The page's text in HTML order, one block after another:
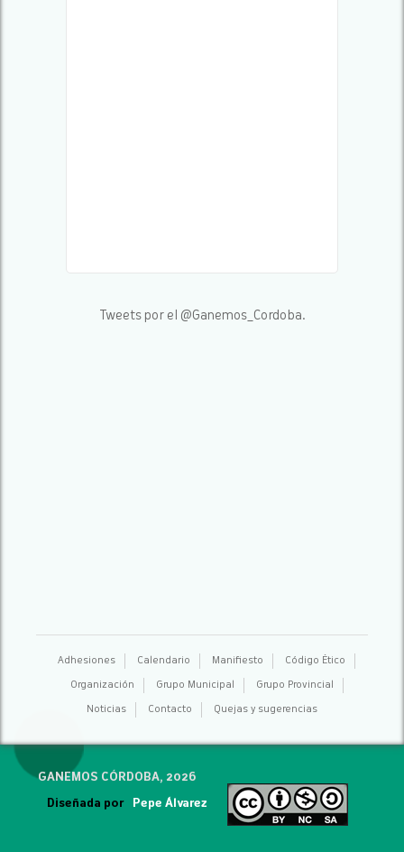
Tweets por el @Ganemos_Cordoba.
Adhesiones Calendario Manifiesto Código Ético
Organización Grupo Municipal Grupo Provincial
Noticias Contacto Quejas y sugerencias
GANEMOS CÓRDOBA, 2026
Diseñada por Pepe Álvarez